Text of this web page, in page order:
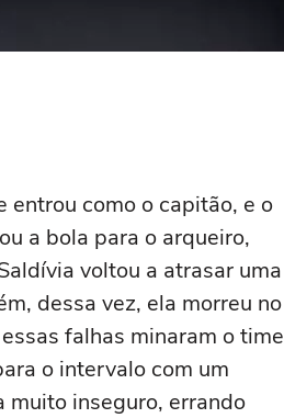
entrou como o capitão, e o
a bola para o arqueiro,
voltou a atrasar uma
dessa vez, ela morreu no
falhas minaram o time
o intervalo com um
muito inseguro, errando